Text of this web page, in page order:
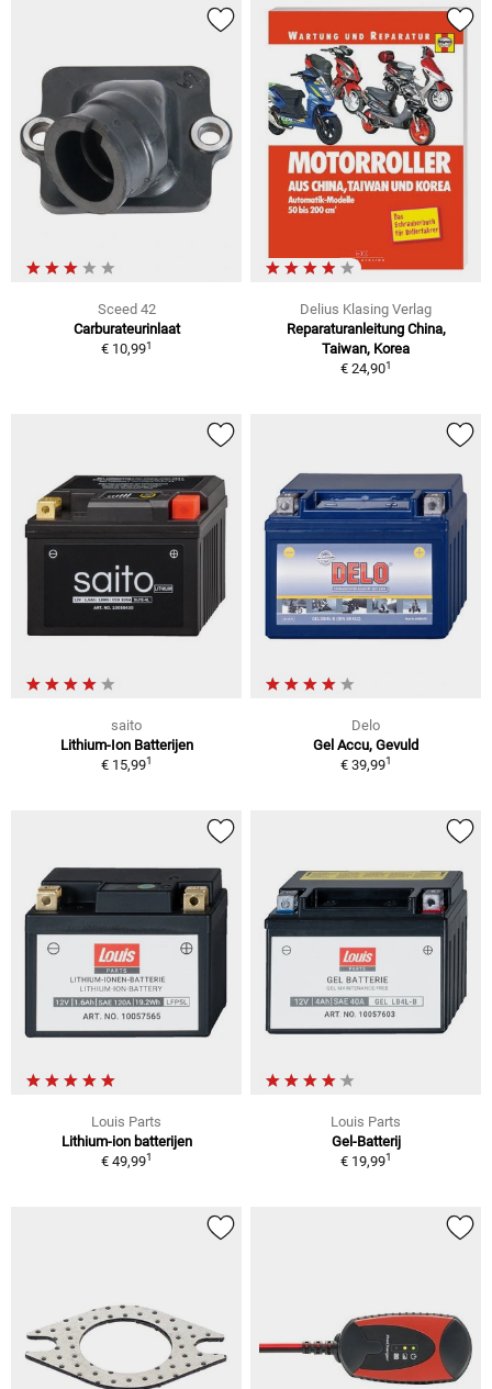
Sceed 42
Carburateurinlaat
€ 10,991
Delius Klasing Verlag
Reparaturanleitung China,
Taiwan, Korea
€ 24,901
saito
Lithium-Ion Batterijen
€ 15,991
Delo
Gel Accu, Gevuld
€ 39,991
Louis Parts
Lithium-ion batterijen
€ 49,991
Louis Parts
Gel-Batterij
€ 19,991